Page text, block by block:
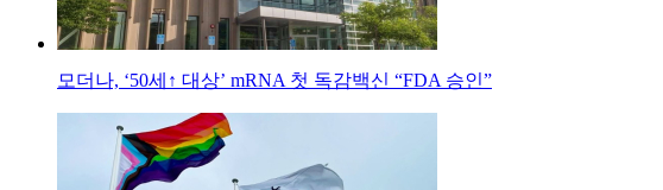
모더나, ‘50세↑ 대상’ mRNA 첫 독감백신 “FDA 승인”